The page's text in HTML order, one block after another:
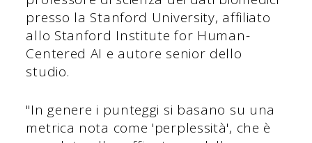
presso la Stanford University, affiliato
allo Stanford Institute for Human-
Centered AI e autore senior dello
studio.
"In genere i punteggi si basano su una
metrica nota come 'perplessità', che è